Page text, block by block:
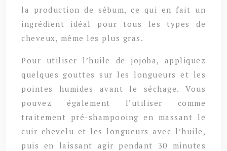
la production de sébum, ce qui en fait un
ingrédient idéal pour tous les types de
cheveux, même les plus gras.
Pour utiliser l’huile de jojoba, appliquez
quelques gouttes sur les longueurs et les
pointes humides avant le séchage. Vous
pouvez également l’utiliser comme
traitement pré-shampooing en massant le
cuir chevelu et les longueurs avec l’huile,
puis en laissant agir pendant 30 minutes